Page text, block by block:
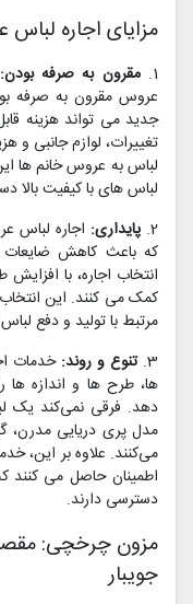
مزایای اجاره
1. مقرون به صرفه بودن:
عروس مقرون به صرفه
جدید می تواند هزینه
تغییرات، لوازم جانبی و
لباس به عروس خانم ها
لباس های با کیفیت بالا
2. پایداری: اجاره لباس
که باعث کاهش ضایعات
انتخاب اجاره، با
کمک می کنند. این
مرتبط با تولید و دفع
3. تنوع و روند: خدمات
ها، طرح ها و اندازه
دهد. فرقی نمی‌کند یک
مدل پری دریایی مدرن،
می‌کنند. علاوه بر این،
اطمینان حاصل می
دسترسی دارند.
مزون چرخچی:
جویبار